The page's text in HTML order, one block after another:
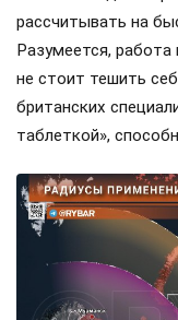
рассчитывать на
Разумеется,
не стоит тешить
британских
таблеткой»,